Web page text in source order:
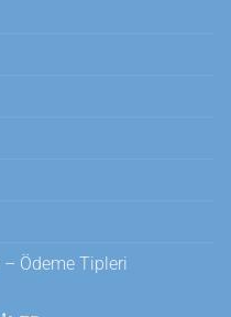
Ödeme Tipleri